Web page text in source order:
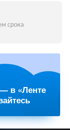
срока
в «Ленте